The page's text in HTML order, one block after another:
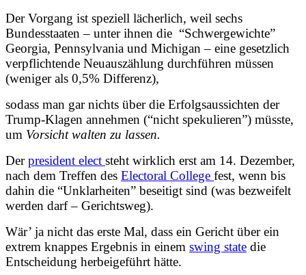
Der Vorgang ist speziell lächerlich, weil sechs
Bundesstaaten – unter ihnen die “Schwergewichte”
Georgia, Pennsylvania und Michigan – eine gesetzlich
verpflichtende Neuauszählung durchführen müssen
(weniger als 0,5% Differenz),
sodass man gar nichts über die Erfolgsaussichten der
Trump-Klagen annehmen (“nicht spekulieren”) müsste,
um Vorsicht walten zu lassen.
Derpresident elect steht wirklich erst am 14. Dezember,
nach dem Treffen des Electoral College fest, wenn bis
dahin die “Unklarheiten” beseitigt sind (was bezweifelt
werden darf – Gerichtsweg).
Wär’ ja nicht das erste Mal, dass ein Gericht über ein
extrem knappes Ergebnis in einem swing state die
Entscheidung herbeigeführt hätte.